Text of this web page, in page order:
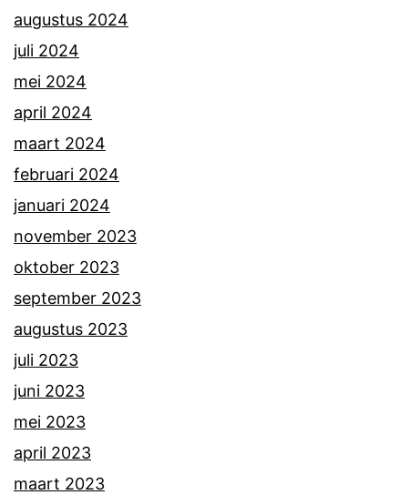
augustus 2024
juli 2024
mei 2024
april 2024
maart 2024
februari 2024
januari 2024
november 2023
oktober 2023
september 2023
augustus 2023
juli 2023
juni 2023
mei 2023
april 2023
maart 2023